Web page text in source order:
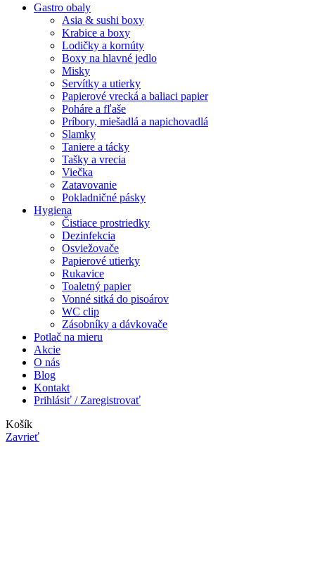
Gastro obaly
Asia & sushi boxy
Krabice a boxy
Lodičky a kornúty
Boxy na hlavné jedlo
Misky
Servítky a utierky
Papierové vrecká a baliaci papier
Poháre a fľaše
Príbory, miešadlá a napichovadlá
Slamky
Taniere a tácky
Tašky a vrecia
Viečka
Zatavovanie
Pokladničné pásky
Hygiena
Čistiace prostriedky
Dezinfekcia
Osviežovače
Papierové utierky
Rukavice
Toaletný papier
Vonné sitká do pisoárov
WC clip
Zásobníky a dávkovače
Potlač na mieru
Akcie
O nás
Blog
Kontakt
Prihlásiť / Zaregistrovať
Košík
Zavrieť